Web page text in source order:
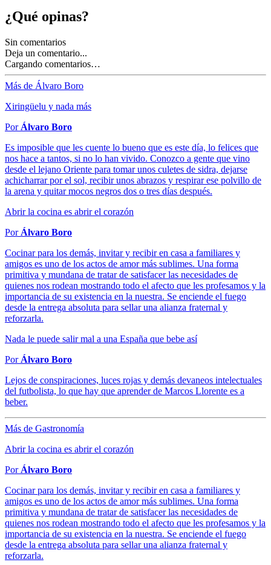
¿Qué opinas?
Sin comentarios
Deja un comentario...
Cargando comentarios…
Más de Álvaro Boro
Xiringüelu y nada más
Por Álvaro Boro
Es imposible que les cuente lo bueno que es este día, lo felices que
nos hace a tantos, si no lo han vivido. Conozco a gente que vino
desde el lejano Oriente para tomar unos culetes de sidra, dejarse
achicharrar por el sol, recibir unos abrazos y respirar ese polvillo de
la arena y quitar mocos negros dos o tres días después.
Abrir la cocina es abrir el corazón
Por Álvaro Boro
Cocinar para los demás, invitar y recibir en casa a familiares y
amigos es uno de los actos de amor más sublimes. Una forma
primitiva y mundana de tratar de satisfacer las necesidades de
quienes nos rodean mostrando todo el afecto que les profesamos y la
importancia de su existencia en la nuestra. Se enciende el fuego
desde la entrega absoluta para sellar una alianza fraternal y
reforzarla.
Nada le puede salir mal a una España que bebe así
Por Álvaro Boro
Lejos de conspiraciones, luces rojas y demás devaneos intelectuales
del futbolista, lo que hay que aprender de Marcos Llorente es a
beber.
Más de Gastronomía
Abrir la cocina es abrir el corazón
Por Álvaro Boro
Cocinar para los demás, invitar y recibir en casa a familiares y
amigos es uno de los actos de amor más sublimes. Una forma
primitiva y mundana de tratar de satisfacer las necesidades de
quienes nos rodean mostrando todo el afecto que les profesamos y la
importancia de su existencia en la nuestra. Se enciende el fuego
desde la entrega absoluta para sellar una alianza fraternal y
reforzarla.